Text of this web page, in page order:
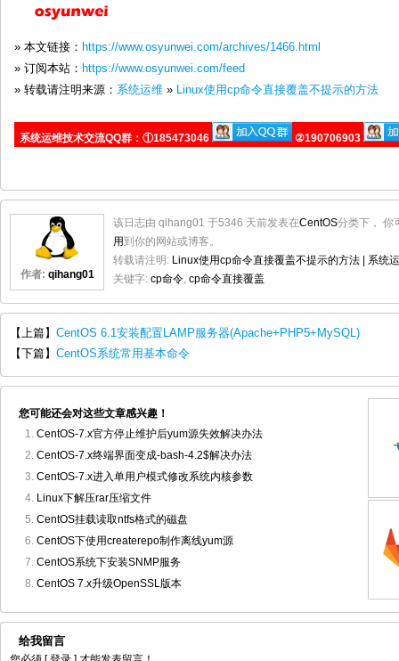
» 本文链接： https://www.osyunwei.com/archives/1466.html
» 订阅本站： https://www.osyunwei.com/feed
» 转载请注明来源： 系统运维 » Linux使用cp命令直接覆盖不提示的方法
系统运维技术交流QQ群：①185473046 ②190706903
作者: qihang01
该日志由 qihang01 于5346 天前发表在CentOS分类下， 你
用到你的网站或博客。
转载请注明: Linux使用cp命令直接覆盖不提示的方法 | 系统
关键字: cp命令, cp命令直接覆盖
【上篇】 CentOS 6.1安装配置LAMP服务器(Apache+PHP5+MySQL)
【下篇】 CentOS系统常用基本命令
您可能还会对这些文章感兴趣！
CentOS-7.x官方停止维护后yum源失效解决办法
CentOS-7.x终端界面变成-bash-4.2$解决办法
CentOS-7.x进入单用户模式修改系统内核参数
Linux下解压rar压缩文件
CentOS挂载读取ntfs格式的磁盘
CentOS下使用createrepo制作离线yum源
CentOS系统下安装SNMP服务
CentOS 7.x升级OpenSSL版本
给我留言